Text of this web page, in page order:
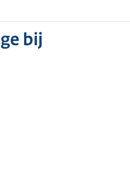
bij